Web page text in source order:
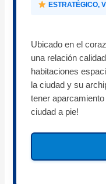
ESTRATÉGICO,
Ubicado en el
una relación
habitaciones
la ciudad y su
tener
ciudad a pie!